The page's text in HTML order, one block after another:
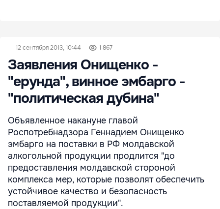
12 сентября 2013, 10:44 1 867
Заявления Онищенко -
"ерунда", винное эмбарго -
"политическая дубина"
Объявленное накануне главой
Роспотребнадзора Геннадием Онищенко
эмбарго на поставки в РФ молдавской
алкогольной продукции продлится "до
предоставления молдавской стороной
комплекса мер, которые позволят обеспечить
устойчивое качество и безопасность
поставляемой продукции".